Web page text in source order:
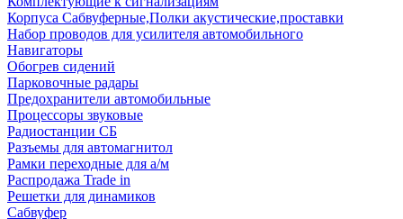
Корпуса Сабвуферные,Полки акустические,проставки
Набор проводов для усилителя автомобильного
Навигаторы
Обогрев сидений
Парковочные радары
Предохранители автомобильные
Процессоры звуковые
Радиостанции СБ
Разъемы для автомагнитол
Рамки переходные для а/м
Распродажа Trade in
Решетки для динамиков
Сабвуфер